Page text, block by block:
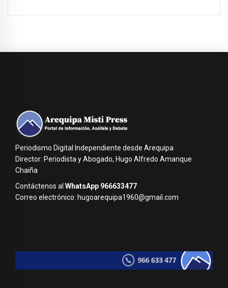
Periodismo Digital Independiente desde Arequipa
Director: Periodista y Abogado, Hugo Alfredo Amanque
Chaiña
Contáctenos al WhatsApp 966633477
Correo electrónico: hugoarequipa1960@gmail.com